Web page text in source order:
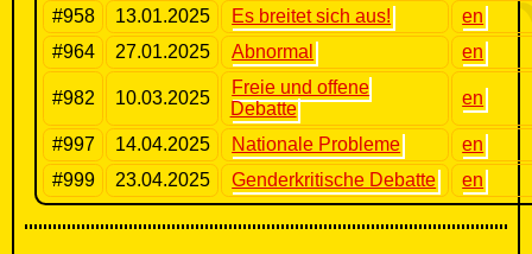
#958
13.01.2025 Es breitet sich aus!
en
#964
27.01.2025 Abnormal en
#982 10.03.2025
Freie und offene
Debatte
en
#997 14.04.2025 Nationale Probleme
en
#999
23.04.2025 Genderkritische Debatte en